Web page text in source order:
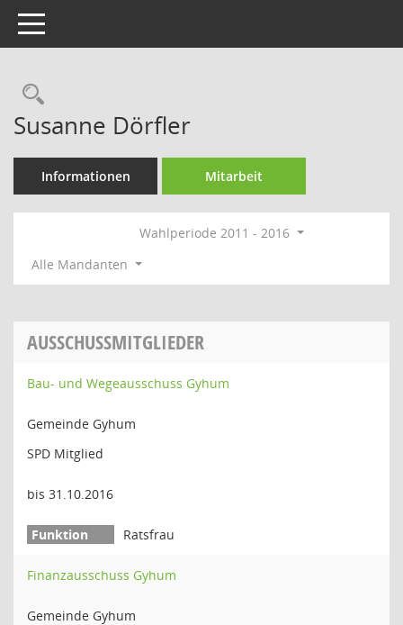
Toggle navigation
Rechercheauswahl
Susanne Dörfler
Informationen Mitarbeit
Wahlperiode 2011 - 2016
Alle Mandanten
AUSSCHUSSMITGLIEDER
Bau- und Wegeausschuss Gyhum
Gemeinde Gyhum
SPD Mitglied
bis 31.10.2016
Ratsfrau
Finanzausschuss Gyhum
Gemeinde Gyhum